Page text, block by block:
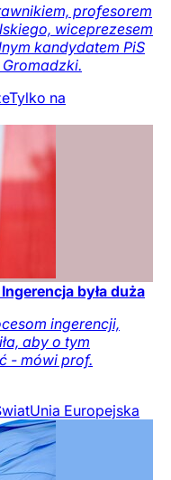
profesorem
wiceprezesem
kandydatem PiS
Tylko na
była duża
ingerencji,
aby o tym
- mówi prof.
Unia Europejska